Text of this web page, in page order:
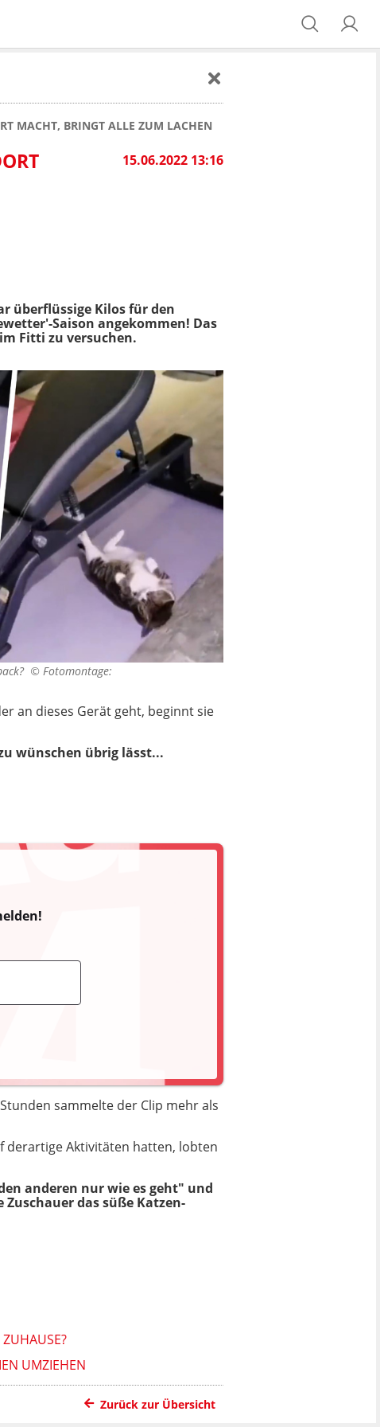
MACHT, BRINGT ALLE ZUM LACHEN
15.06.2022 13:16
überflüssige Kilos für den
Saison angekommen! Das
Fitti zu versuchen.
© Fotomontage:
an dieses Gerät geht, beginnt sie
wünschen übrig lässt...
sammelte der Clip mehr als
derartige Aktivitäten hatten, lobten
anderen nur wie es geht" und
das süße Katzen-
UMZIEHEN
Zurück zur Übersicht